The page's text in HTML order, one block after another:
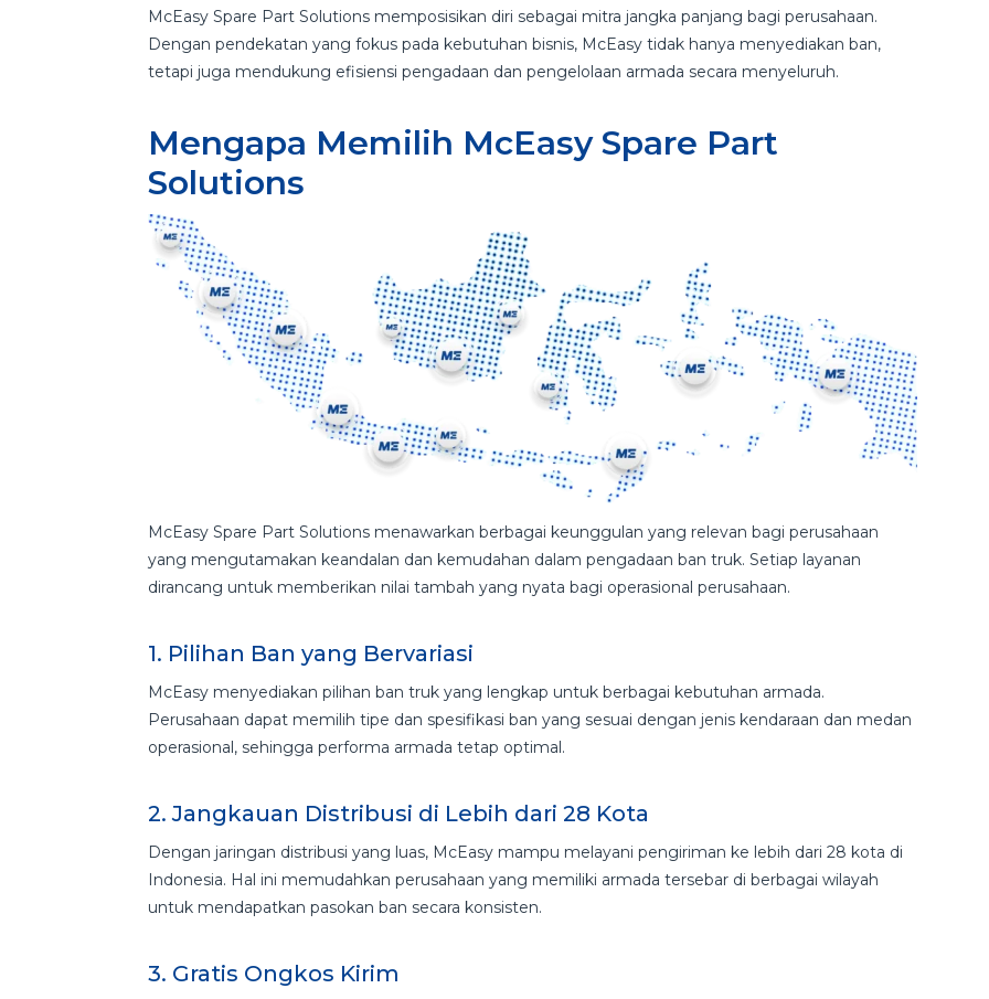
McEasy Spare Part Solutions memposisikan diri sebagai mitra jangka panjang bagi perusahaan.
Dengan pendekatan yang fokus pada kebutuhan bisnis, McEasy tidak hanya menyediakan ban,
tetapi juga mendukung efisiensi pengadaan dan pengelolaan armada secara menyeluruh.
Mengapa Memilih McEasy Spare Part
Solutions
McEasy Spare Part Solutions menawarkan berbagai keunggulan yang relevan bagi perusahaan
yang mengutamakan keandalan dan kemudahan dalam pengadaan ban truk. Setiap layanan
dirancang untuk memberikan nilai tambah yang nyata bagi operasional perusahaan.
1. Pilihan Ban yang Bervariasi
McEasy menyediakan pilihan ban truk yang lengkap untuk berbagai kebutuhan armada.
Perusahaan dapat memilih tipe dan spesifikasi ban yang sesuai dengan jenis kendaraan dan medan
operasional, sehingga performa armada tetap optimal.
2. Jangkauan Distribusi di Lebih dari 28 Kota
Dengan jaringan distribusi yang luas, McEasy mampu melayani pengiriman ke lebih dari 28 kota di
Indonesia. Hal ini memudahkan perusahaan yang memiliki armada tersebar di berbagai wilayah
untuk mendapatkan pasokan ban secara konsisten.
3. Gratis Ongkos Kirim